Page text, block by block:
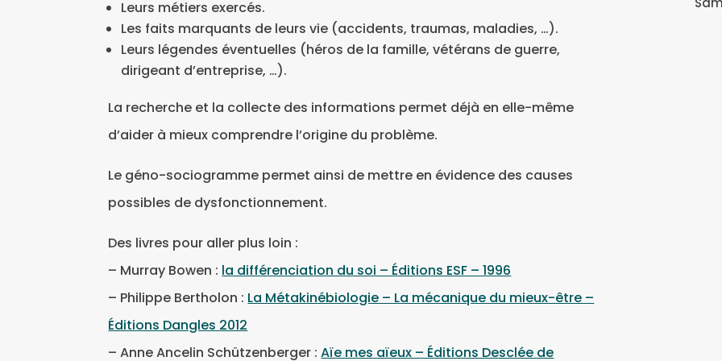
Leurs métiers exercés.
Les faits marquants de leurs vie (accidents, traumas, maladies, …).
Leurs légendes éventuelles (héros de la famille, vétérans de guerre,
dirigeant d’entreprise, …).
La recherche et la collecte des informations permet déjà en elle-même
d’aider à mieux comprendre l’origine du problème.
Le géno-sociogramme permet ainsi de mettre en évidence des causes
possibles de dysfonctionnement.
Des livres pour aller plus loin :
– Murray Bowen : la différenciation du soi – Éditions ESF – 1996
– Philippe Bertholon : La Métakinébiologie – La mécanique du mieux-être –
Éditions Dangles 2012
– Anne Ancelin Schützenberger :Aïe mes aïeux – Éditions Desclée de